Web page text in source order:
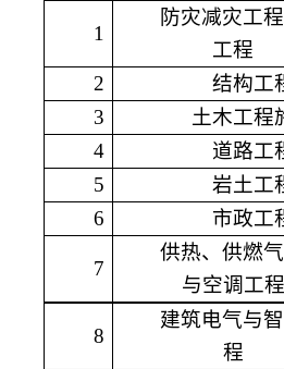
1
防灾减灾工
工程
2 结构工
3
土木工程
4
道路工
5
岩土工
6
市政工
7
供热、供燃
与空调工程
8
建筑电气与
程